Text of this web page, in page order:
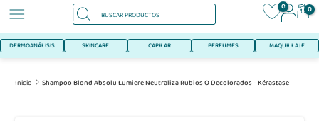
0 0
DERMOANÁLISIS SKINCARE CAPILAR PERFUMES MAQUILLAJE
Inicio Shampoo Blond Absolu Lumiere Neutraliza Rubios O Decolorados - Kérastase